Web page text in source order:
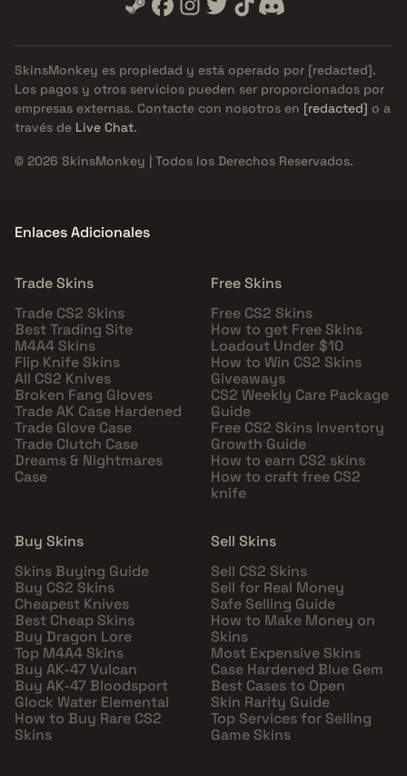
SkinsMonkey es propiedad y está operado por [redacted].
Los pagos y otros servicios pueden ser proporcionados por
empresas externas. Contacte con nosotros en [redacted] o a
través de Live Chat.
© 2026 SkinsMonkey | Todos los Derechos Reservados.
Enlaces Adicionales
Trade Skins
Trade CS2 Skins
Best Trading Site
M4A4 Skins
Flip Knife Skins
All CS2 Knives
Broken Fang Gloves
Trade AK Case Hardened
Trade Glove Case
Trade Clutch Case
Dreams & Nightmares
Case
Free Skins
Free CS2 Skins
How to get Free Skins
Loadout Under $10
How to Win CS2 Skins
Giveaways
CS2 Weekly Care Package
Guide
Free CS2 Skins Inventory
Growth Guide
How to earn CS2 skins
How to craft free CS2
knife
Buy Skins
Skins Buying Guide
Buy CS2 Skins
Cheapest Knives
Best Cheap Skins
Buy Dragon Lore
Top M4A4 Skins
Buy AK-47 Vulcan
Buy AK-47 Bloodsport
Glock Water Elemental
How to Buy Rare CS2
Skins
Sell Skins
Sell CS2 Skins
Sell for Real Money
Safe Selling Guide
How to Make Money on
Skins
Most Expensive Skins
Case Hardened Blue Gem
Best Cases to Open
Skin Rarity Guide
Top Services for Selling
Game Skins